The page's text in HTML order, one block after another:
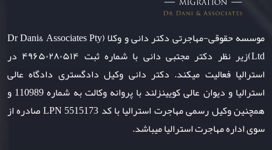
موسسه حقوقی-مهاجرتی دکتر دانی و وکلا (Dr Dani& Associates Pty
Ltd)زیر نظر دکتر مجتبی دانی با شماره ثبت ۴۹۶۵۰۲۸۰۵۱۴ در
استرالیا فعالیت میکند. دکتر دانی وکیل دادگستری دادگاه عالی
استرالیا و دیوان عالی کویینزلند با پروانه وکالت به شماره 110989 و
همچنین وکیل رسمی مهاجرت استرالیا با کد LPN 5515173 صادره از
سوی اداره مهاجرت استرالیا میباشد.